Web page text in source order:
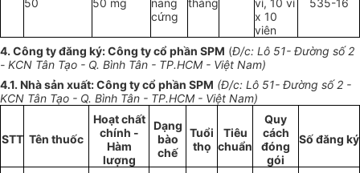
50
50 mg
nang
cứng
tháng
vỉ, 10 vỉ
x 10
viên
535-16
4. Công ty đăng ký: Công ty cổ phần SPM (Đ/c: Lô 51- Đường số2
- KCN Tân Tạo - Q. Bình Tân - TP.HCM - Việt Nam)
4.1. Nhà sản xuất: Công ty cổ phần SPM (Đ/c: Lô 51- Đường số2 -
KCN Tân Tạo - Q. Bình Tân - TP.HCM - Việt Nam)
STT Tên thuốc
Hoạt chất
chính -
Hàm
lượng
Dạng
bào
chế
Tuổi
thọ
Tiêu
chuẩn
Quy
cách
đóng
gói
Số đăng ký